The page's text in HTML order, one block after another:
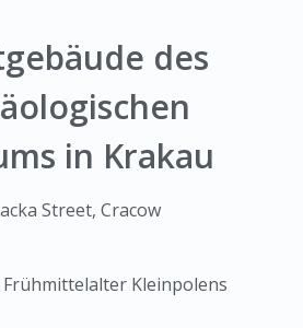
des
in Krakau
Street, Cracow
Kleinpolens